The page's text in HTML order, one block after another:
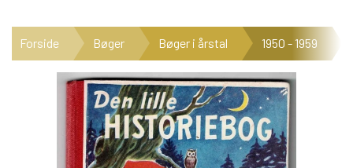
NYHEDER
KATEGORIER
Forside Bøger Bøger i årstal 1950 - 1959